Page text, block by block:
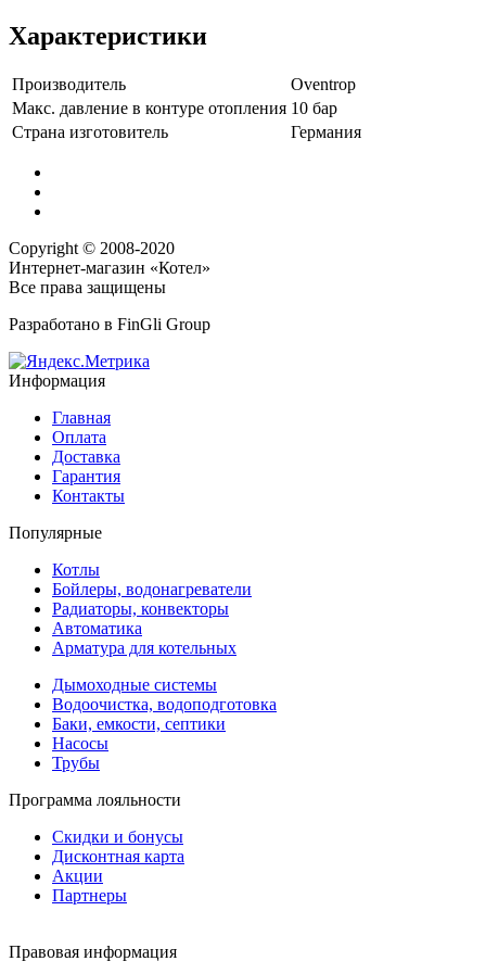
Характеристики
Производитель
Oventrop
Макс. давление в контуре отопления 10 бар
Страна изготовитель
Германия
Copyright © 2008-2020
Интернет-магазин «Котел»
Все права защищены
Разработано в FinGli Group
Информация
Главная
Оплата
Доставка
Гарантия
Контакты
Популярные
Котлы
Бойлеры, водонагреватели
Радиаторы, конвекторы
Автоматика
Арматура для котельных
Дымоходные системы
Водоочистка, водоподготовка
Баки, емкости, септики
Насосы
Трубы
Программа лояльности
Скидки и бонусы
Дисконтная карта
Акции
Партнеры
Правовая информация